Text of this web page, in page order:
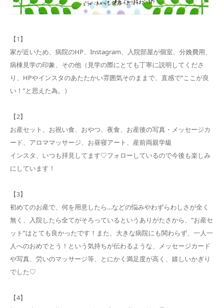
【1】
家が近いため、病院のHP、Instagram、入院部屋が個室、分娩費用、
病棟見学の印象、その他（見学の際にとても丁寧に説明してくださ
り、HPやインスタのあたたかい雰囲気そのままで、直感で”ここが良
い！”と思えた為。）
【2】
お産セット、お祝い食、おやつ、夜食、お産後の写真・メッセージカ
ード、アロママッサージ、お昼寝アート、産前両親学級
インスタ、いつも拝見してます♡フォローしているので今後も楽しみ
にしています！
【3】
初めてのお産で、何を用意したら…などの悩みやわずらわしさが全く
無く、入院したら全てがそろっているというありがたさから、”お産セ
ット”はとても良かったです！また、大きな病院にも関わらず、一人一
人へのおめでとう！という気持ちが伝わるような、メッセージカード
や写真、労いのマッサージ等、とにかく満足度が高く、嬉しいかぎり
でした♡
【4】